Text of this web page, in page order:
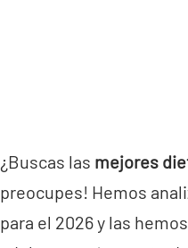
¿Buscas las mejores
preocupes! Hemos
para el 2026 y las